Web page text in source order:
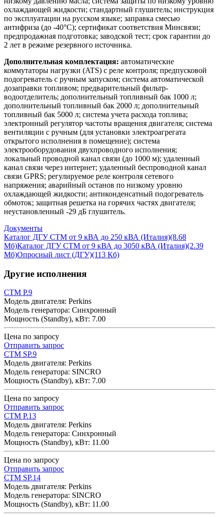
охлаждающей жидкости; стандартный глушитель; инструкция
по эксплуатации на русском языке; заправка смесью
антифриза (до -40°С); сертификат соответствия Минсвязи;
предпродажная подготовка; заводской тест; срок гарантии до
2 лет в режиме резервного источника.
Дополнительная комплектация: автоматические
коммутаторы нагрузки (ATS) с реле контроля; предпусковой
подогреватель с ручным запуском; система автоматической
дозаправки топливом; предварительный фильтр-
водоотделитель; дополнительный топливный бак 1000 л;
дополнительный топливный бак 2000 л; дополнительный
топливный бак 5000 л; система учета расхода топлива;
электронный регулятор частоты вращения двигателя; система
вентиляции с ручным (для установки электроагрегата
открытого исполнения в помещение); система
электрооборудования двухпроводного исполнения;
локальный проводной канал связи (до 1000 м); удаленный
канал связи через интернет; удаленный беспроводной канал
связи GPRS; регулируемое реле контроля сетевого
напряжения; аварийный останов по низкому уровню
охлаждающей жидкости; антиконденсатный подогреватель
обмоток; защитная решетка на горячих частях двигателя;
неустановленный -29 дБ глушитель.
Документы
Каталог ДГУ CTM от 9 кВА до 250 кВА (Италия)(8.68
Мб)Каталог ДГУ CTM от 9 кВА до 3050 кВА (Италия)(2.39
Мб)Опросный лист (ДГУ)(113 Кб)
Другие исполнения
CTM P.9
Модель двигателя: Perkins
Модель генератора: Синхронный
Мощность (Standby), кВт: 7.00
Цена по запросу
Отправить запрос
CTM SP.9
Модель двигателя: Perkins
Модель генератора: SINCRO
Мощность (Standby), кВт: 7.00
Цена по запросу
Отправить запрос
CTM P.13
Модель двигателя: Perkins
Модель генератора: Синхронный
Мощность (Standby), кВт: 11.00
Цена по запросу
Отправить запрос
CTM SP.14
Модель двигателя: Perkins
Модель генератора: SINCRO
Мощность (Standby), кВт: 11.00